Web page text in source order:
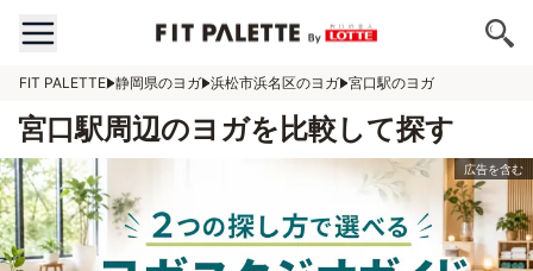
FIT PALETTE 静岡県のヨガ 浜松市浜名区のヨガ 宮口駅のヨガ
宮口駅周辺のヨガを比較して探す